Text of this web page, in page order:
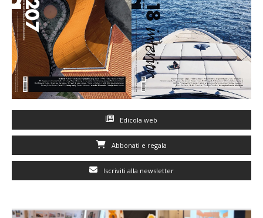
Edicola web
Abbonati e regala
Iscriviti alla newsletter